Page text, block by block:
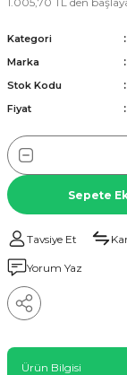
Kategori
Marka
Stok Kodu
Fiyat
Sepete
Tavsiye Et
Yorum Yaz
Ürün Bilgisi